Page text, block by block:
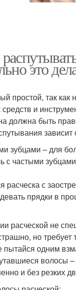
это
простой, так как
и
должна быть
зависит
зубцами – для
с частыми
расческа с
прядки в
расческой не
но требует
пытайся одним
волосы –
и без резких